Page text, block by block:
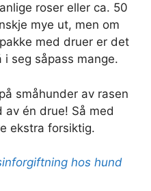
roser eller ca. 50
mye ut, men om
med druer er det
seg såpass mange.
småhunder av rasen
av én drue! Så med
ekstra forsiktig.
hos hund